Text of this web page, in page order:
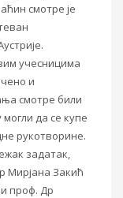
смотре је
учесницима
и
смотре били
да се купе
рукотворине.
задатак,
Мирјана Закић
проф. Др